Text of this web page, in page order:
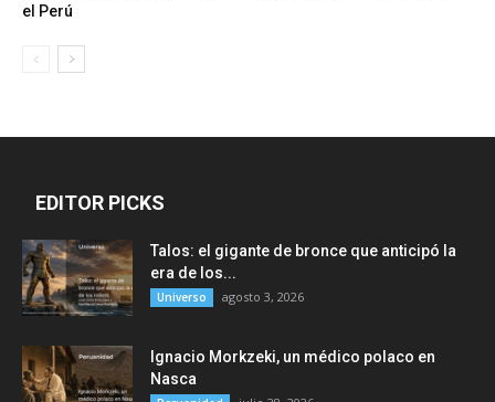
el Perú
EDITOR PICKS
Talos: el gigante de bronce que anticipó la
era de los...
Universo agosto 3, 2026
Ignacio Morkzeki, un médico polaco en
Nasca